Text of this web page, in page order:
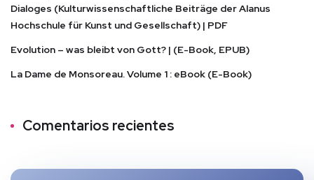
Dialoges (Kulturwissenschaftliche Beiträge der Alanus
Hochschule für Kunst und Gesellschaft) | PDF
Evolution – was bleibt von Gott? | (E-Book, EPUB)
La Dame de Monsoreau. Volume 1 : eBook (E-Book)
Comentarios recientes